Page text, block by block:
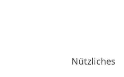
Nützliches